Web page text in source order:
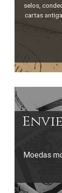
selos,
cartas
Moedas